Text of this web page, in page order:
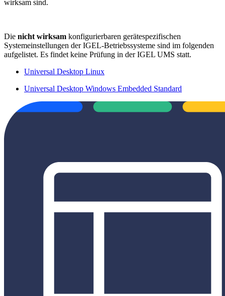
wirksam sind.
Die nicht wirksam konfigurierbaren gerätespezifischen
Systemeinstellungen der IGEL-Betriebssysteme sind im folgenden
aufgelistet. Es findet keine Prüfung in der IGEL UMS statt.
Universal Desktop Linux
Universal Desktop Windows Embedded Standard